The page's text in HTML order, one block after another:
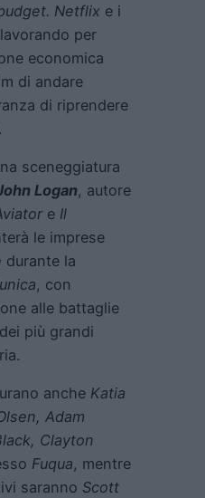
Netflix e i
per
economica
di andare
di riprendere
sceneggiatura
Logan, autore
e Il
le imprese
durante la
, con
alle battaglie
più grandi
anche Katia
Adam
Clayton
Fuqua, mentre
saranno Scott